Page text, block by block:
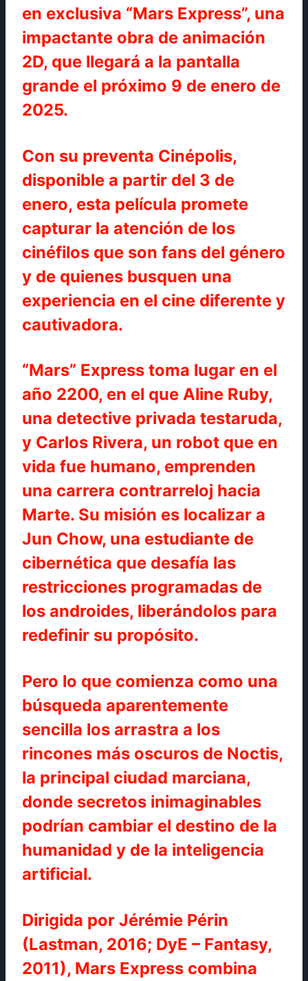
en exclusiva “Mars Express”, una
impactante obra de animación
2D, que llegará a la pantalla
grande el próximo 9 de enero de
2025.
Con su preventa Cinépolis,
disponible a partir del 3 de
enero, esta película promete
capturar la atención de los
cinéfilos que son fans del género
y de quienes busquen una
experiencia en el cine diferente y
cautivadora.
“Mars” Express toma lugar en el
año 2200, en el que Aline Ruby,
una detective privada testaruda,
y Carlos Rivera, un robot que en
vida fue humano, emprenden
una carrera contrarreloj hacia
Marte. Su misión es localizar a
Jun Chow, una estudiante de
cibernética que desafía las
restricciones programadas de
los androides, liberándolos para
redefinir su propósito.
Pero lo que comienza como una
búsqueda aparentemente
sencilla los arrastra a los
rincones más oscuros de Noctis,
la principal ciudad marciana,
donde secretos inimaginables
podrían cambiar el destino de la
humanidad y de la inteligencia
artificial.
Dirigida por Jérémie Périn
(Lastman, 2016; DyE – Fantasy,
2011), Mars Express combina